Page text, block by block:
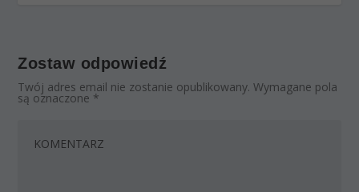
Zostaw odpowiedź
Twój adres email nie zostanie opublikowany. Wymagane pola
są oznaczone *